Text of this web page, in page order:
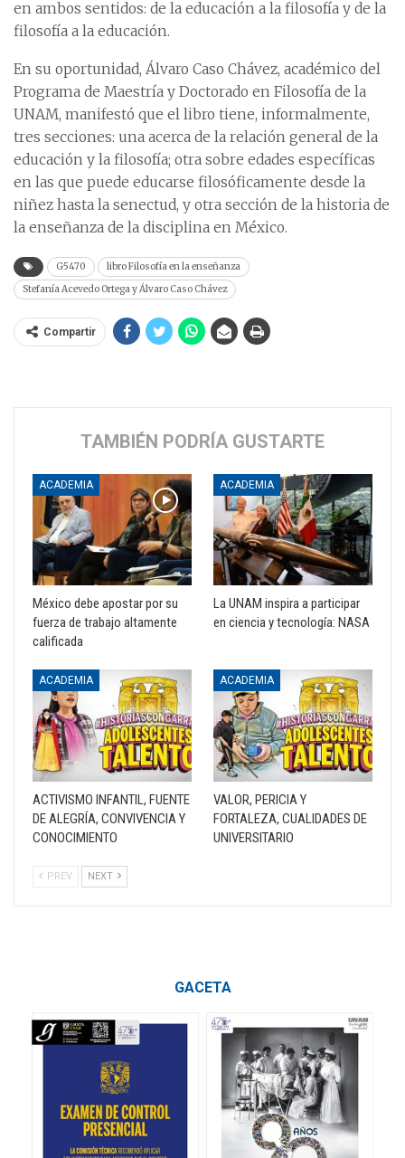
en ambos sentidos: de la educación a la filosofía y de la
filosofía a la educación.
En su oportunidad, Álvaro Caso Chávez, académico del
Programa de Maestría y Doctorado en Filosofía de la
UNAM, manifestó que el libro tiene, informalmente,
tres secciones: una acerca de la relación general de la
educación y la filosofía; otra sobre edades específicas
en las que puede educarse filosóficamente desde la
niñez hasta la senectud, y otra sección de la historia de
la enseñanza de la disciplina en México.
G5470
libro Filosofía en la enseñanza
Stefanía Acevedo Ortega y Álvaro Caso Chávez
Compartir
TAMBIÉN PODRÍA GUSTARTE
ACADEMIA
México debe apostar por su
fuerza de trabajo altamente
calificada
ACADEMIA
La UNAM inspira a participar
en ciencia y tecnología: NASA
ACADEMIA
ACTIVISMO INFANTIL, FUENTE
DE ALEGRÍA, CONVIVENCIA Y
CONOCIMIENTO
ACADEMIA
VALOR, PERICIA Y
FORTALEZA, CUALIDADES DE
UNIVERSITARIO
PREV NEXT
GACETA